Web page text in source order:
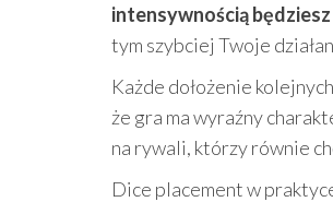
intensywnością
tym szybciej Twoje
Każde dołożenie
że gra ma wyraźny
na rywali, którzy równie
Dice placement w